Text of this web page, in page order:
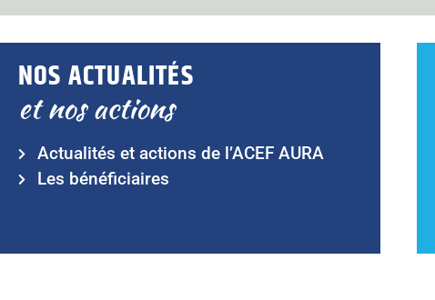
NOS ACTUALITÉS
et nos actions
Actualités et actions de l’ACEF AURA
Les bénéficiaires